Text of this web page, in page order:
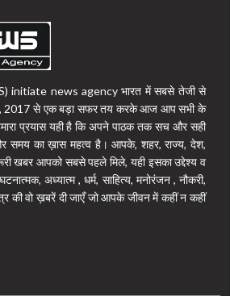
initiate news agency भारत में सबसे तेजी से
है, 2017 से एक बड़ा सफर तय करके आज आप सभी के
प्रयास यही है कि अपने पाठक तक सच और सही
समय का ख़ास महत्व है। आपके, शहर, राज्य, देश,
खबर आपको सबसे पहले मिले, यही इसका उद्देश्य व
अध्यात्म , धर्म, साहित्य, मनोरंजन , नौकरी,
की वो ख़बरें दी जाएँ जो आपके जीवन में कहीं न कहीं